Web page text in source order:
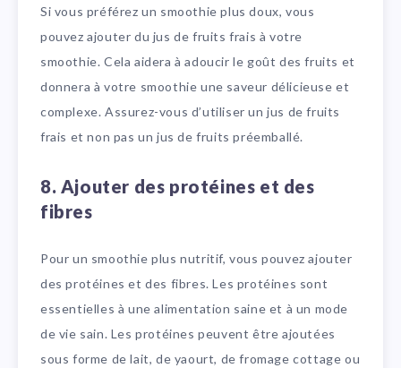
Si vous préférez un smoothie plus doux, vous
pouvez ajouter du jus de fruits frais à votre
smoothie. Cela aidera à adoucir le goût des fruits et
donnera à votre smoothie une saveur délicieuse et
complexe. Assurez-vous d’utiliser un jus de fruits
frais et non pas un jus de fruits préemballé.
8. Ajouter des protéines et des
fibres
Pour un smoothie plus nutritif, vous pouvez ajouter
des protéines et des fibres. Les protéines sont
essentielles à une alimentation saine et à un mode
de vie sain. Les protéines peuvent être ajoutées
sous forme de lait, de yaourt, de fromage cottage ou